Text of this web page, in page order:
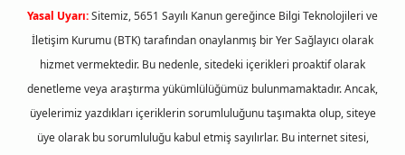
Yasal Uyarı:Sitemiz, 5651 Sayılı Kanun gereğince Bilgi Teknolojileri ve
İletişim Kurumu (BTK) tarafından onaylanmış bir Yer Sağlayıcı olarak
hizmet vermektedir. Bu nedenle, sitedeki içerikleri proaktif olarak
denetleme veya araştırma yükümlülüğümüz bulunmamaktadır. Ancak,
üyelerimiz yazdıkları içeriklerin sorumluluğunu taşımakta olup, siteye
üye olarak bu sorumluluğu kabul etmiş sayılırlar. Bu internet sitesi,